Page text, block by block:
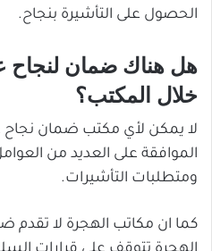
الحصول على التأشيرة بنجاح.
هل هناك ضمان لنجاح
خلال المكتب؟
لا يمكن لأي مكتب ضمان نجاح
الموافقة على العديد من
ومتطلبات التأشيرات.
كما ان مكاتب الهجرة لا تقدم